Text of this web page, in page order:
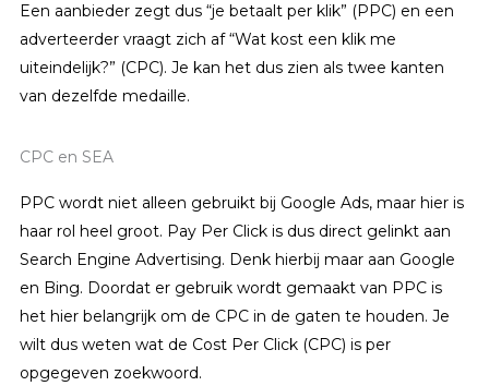
Een aanbieder zegt dus “je betaalt per klik” (PPC) en een
adverteerder vraagt zich af “Wat kost een klik me
uiteindelijk?” (CPC). Je kan het dus zien als twee kanten
van dezelfde medaille.
CPC en SEA
PPC wordt niet alleen gebruikt bij Google Ads, maar hier is
haar rol heel groot. Pay Per Click is dus direct gelinkt aan
Search Engine Advertising. Denk hierbij maar aan Google
en Bing. Doordat er gebruik wordt gemaakt van PPC is
het hier belangrijk om de CPC in de gaten te houden. Je
wilt dus weten wat de Cost Per Click (CPC) is per
opgegeven zoekwoord.